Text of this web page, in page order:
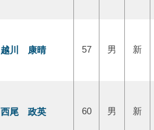
越川 康晴 57 男 新
西尾 政英 60 男 新